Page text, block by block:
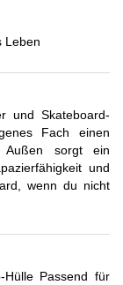
Leben
und Skateboard-
Fach einen
Außen sorgt ein
und
wenn du nicht
Hülle Passend für